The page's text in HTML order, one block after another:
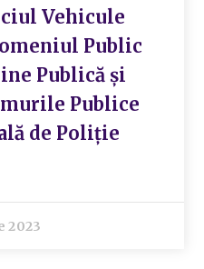
Vehicule
Public
Publică și
Publice
de Poliție
2023